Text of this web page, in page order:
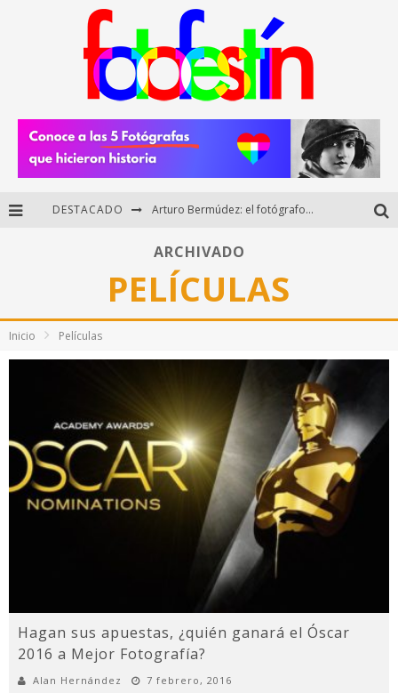
DESTACADO Arturo Bermúdez: el fotógrafo mexicano que brilló en los Premios HUAWEI XMAGE 2025
Fotógrafos mexicanos de Postal 5.6 brillan como finalistas del Concurso Nacional de Fotografía Cuartoscuro 2026
ARCHIVADO
PELÍCULAS
Inicio Películas
Hagan sus apuestas, ¿quién ganará el Óscar
2016 a Mejor Fotografía?
Alan Hernández
7 febrero, 2016